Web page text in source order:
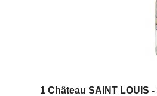
1 Château SAINT LOUIS